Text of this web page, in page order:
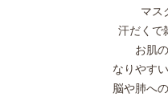
マス
汗だくで
お肌
なりやす
脳や肺へ